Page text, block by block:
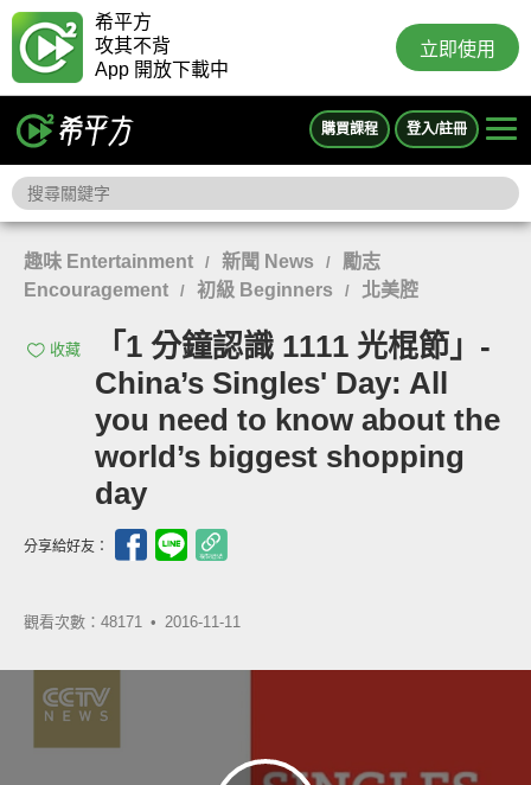
希平方
攻其不背
App 開放下載中
立即使用
購買課程 登入/註冊
趣味 Entertainment / 新聞 News /
勵志
Encouragement
/ 初級 Beginners / 北美腔
收藏
「1 分鐘認識 1111 光棍節」-
China’s Singles' Day: All
you need to know about the
world’s biggest shopping
day
分享給好友：
觀看次數：48171 • 2016-11-11